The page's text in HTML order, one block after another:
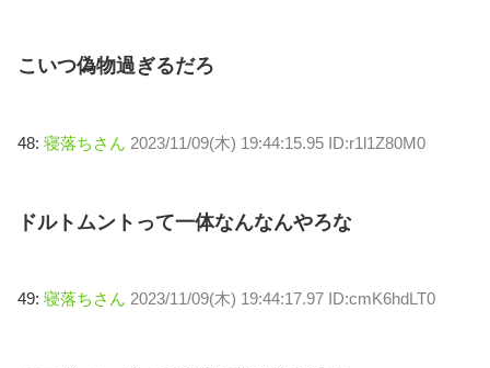
こいつ偽物過ぎるだろ
48: 寝落ちさん 2023/11/09(木) 19:44:15.95 ID:r1l1Z80M0
ドルトムントって一体なんなんやろな
49: 寝落ちさん 2023/11/09(木) 19:44:17.97 ID:cmK6hdLT0